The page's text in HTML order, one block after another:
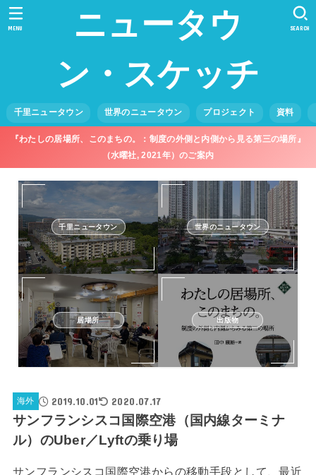
ニュータウ
ン・スケッチ
千里ニュータウン 世界のニュータウン プロジェクト 資料
SEARCH
MENU
『わたしの居場所、このまちの。：制度の外側と内側から見る第三の場所』
（水曜社, 2021年）のご案内
千里ニュータウン 世界のニュータウン
居場所 出版物
海外 2019.10.01 2020.07.17
サンフランシスコ国際空港（国内線ターミナ
ル）のUber／Lyftの乗り場
サンフランシスコ国際空港からの移動手段として、最近